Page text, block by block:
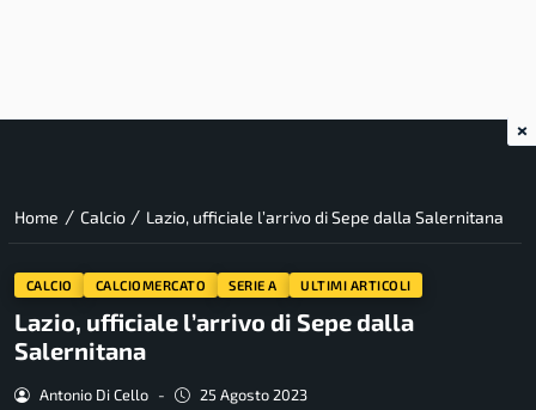
Home / Calcio / Lazio, ufficiale l’arrivo di Sepe dalla Salernitana
CALCIO CALCIOMERCATO SERIE A ULTIMI ARTICOLI
Lazio, ufficiale l’arrivo di Sepe dalla
Salernitana
Antonio Di Cello - 25 Agosto 2023
×